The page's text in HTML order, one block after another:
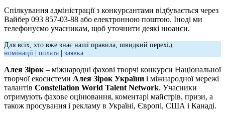
Спілкування адміністрації з конкурсантами відбувається через
Вайбер 093 857-03-88 або електронною поштою. Іноді ми
телефонуємо учасникам, щоб уточнити деякі нюанси.
Для всіх, хто вже знає наші правила, швидкий перехід:
номінації
оплата заявка
Алея Зірок– міжнародні фахові творчі конкурси Національної
творчої екосистеми Алея Зірок України і міжнародної мережі
талантів Constellation World Talent Network. Учасники
отримують фахове оцінювання, коментарі майстрів, призи, а
також просування і рекламу в Україні, Європі, США і Канаді.